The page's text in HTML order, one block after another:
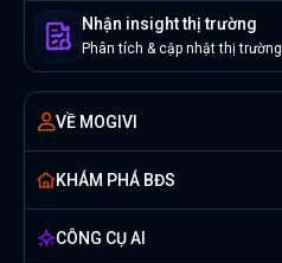
Nhận insight thị trường
Phân tích & cập nhật thị trường
VỀ MOGIVI
KHÁM PHÁ BĐS
CÔNG CỤ AI